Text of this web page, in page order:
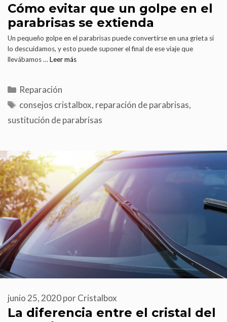
Cómo evitar que un golpe en el
parabrisas se extienda
Un pequeño golpe en el parabrisas puede convertirse en una grieta si
lo descuidamos, y esto puede suponer el final de ese viaje que
llevábamos …Leer más
Reparación
consejos cristalbox, reparación de parabrisas,
sustitución de parabrisas
La diferencia entre el cristal del
junio 25, 2020porCristalbox